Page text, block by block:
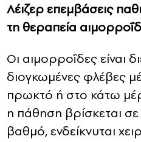
Λέιζερ επεμβάσεις
τη θεραπεία
Οι αιμορροΐδες είναι
διογκωμένες φλέβες
πρωκτό ή στο κάτω
η πάθηση βρίσκεται
βαθμό, ενδείκνυται